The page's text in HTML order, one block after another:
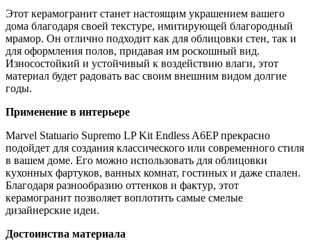
Этот керамогранит станет настоящим украшением вашего
дома благодаря своей текстуре, имитирующей благородный
мрамор. Он отлично подходит как для облицовки стен, так и
для оформления полов, придавая им роскошный вид.
Износостойкий и устойчивый к воздействию влаги, этот
материал будет радовать вас своим внешним видом долгие
годы.
Применение в интерьере
Marvel Statuario Supremo LP Kit Endless A6EP прекрасно
подойдет для создания классического или современного стиля
в вашем доме. Его можно использовать для облицовки
кухонных фартуков, ванных комнат, гостиных и даже спален.
Благодаря разнообразию оттенков и фактур, этот
керамогранит позволяет воплотить самые смелые
дизайнерские идеи.
Достоинства материала